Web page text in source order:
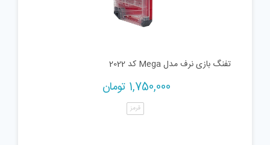
تفنگ بازی نرف مدل Mega کد 2022
1,750,000 تومان
قرمز